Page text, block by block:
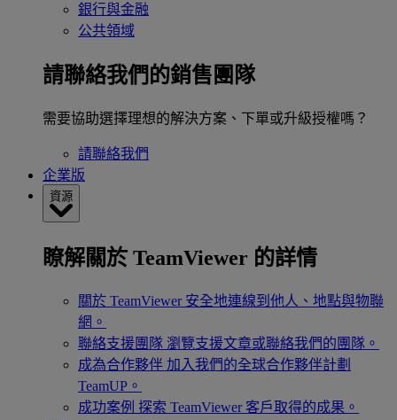
銀行與金融
公共領域
請聯絡我們的銷售團隊
需要協助選擇理想的解決方案、下單或升級授權嗎？
請聯絡我們
企業版
資源
瞭解關於 TeamViewer 的詳情
關於 TeamViewer 安全地連線到他人、地點與物聯
網。
聯絡支援團隊 瀏覽支援文章或聯絡我們的團隊。
成為合作夥伴 加入我們的全球合作夥伴計劃
TeamUP。
成功案例 探索 TeamViewer 客戶取得的成果。